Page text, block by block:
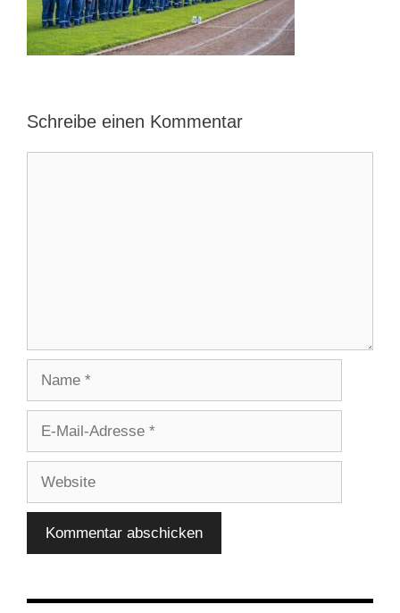
Schreibe einen Kommentar
Adresse